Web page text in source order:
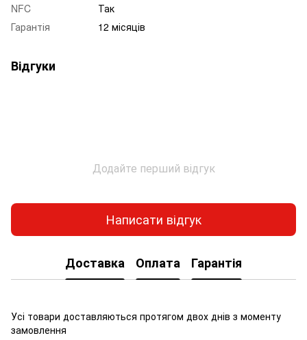
NFC
Так
Гарантія
12 місяців
Відгуки
Додайте перший відгук
Написати відгук
Доставка Оплата Гарантія
Усі товари доставляються протягом двох днів з моменту
замовлення